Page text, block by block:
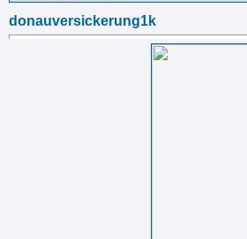
donauversickerung1k